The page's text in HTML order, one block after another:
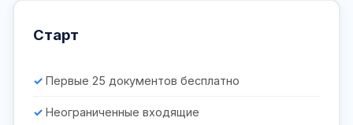
Старт
Первые 25 документов бесплатно
Неограниченные входящие